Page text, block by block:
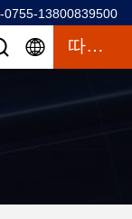
0755-13800839500
따옴표